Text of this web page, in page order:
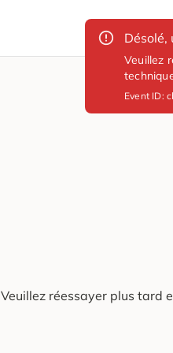
Désolé,
Veuillez
Event ID:
Veuillez réessayer plus tard